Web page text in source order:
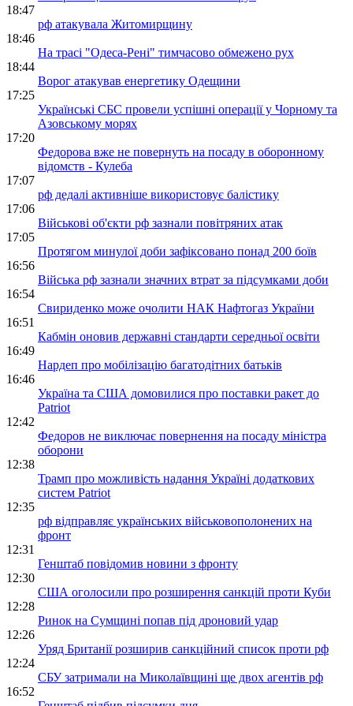
18:47
рф атакувала Житомирщину
18:46
На трасі "Одеса-Рені" тимчасово обмежено рух
18:44
Ворог атакував енергетику Одещини
17:25
Українські СБС провели успішні операції у Чорному та
Азовському морях
17:20
Федорова вже не повернуть на посаду в оборонному
відомств - Кулеба
17:07
рф дедалі активніше використовує балістику
17:06
Військові об'єкти рф зазнали повітряних атак
17:05
Протягом минулої доби зафіксовано понад 200 боїв
16:56
Війська рф зазнали значних втрат за підсумками доби
16:54
Свириденко може очолити НАК Нафтогаз України
16:51
Кабмін оновив державні стандарти середньої освіти
16:49
Нардеп про мобілізацію багатодітних батьків
16:46
Україна та США домовилися про поставки ракет до
Patriot
12:42
Федоров не виключає повернення на посаду міністра
оборони
12:38
Трамп про можливість надання Україні додаткових
систем Patriot
12:35
рф відправляє українських військовополонених на
фронт
12:31
Генштаб повідомив новини з фронту
12:30
США оголосили про розширення санкцій проти Куби
12:28
Ринок на Сумщині попав під дроновий удар
12:26
Уряд Британії розширив санкційний список проти рф
12:24
СБУ затримали на Миколаївщині ще двох агентів рф
16:52